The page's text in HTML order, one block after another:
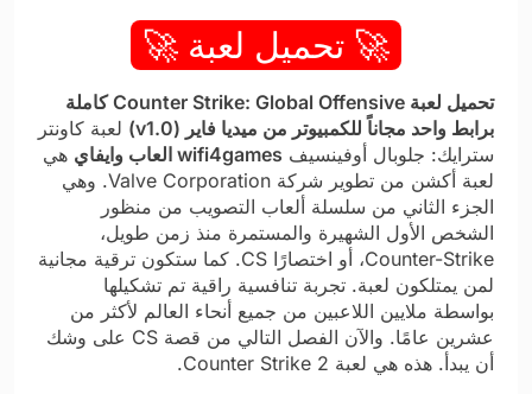
🚀 تحميل لعبة 🚀
تحميل لعبة Counter Strike: Global Offensive كاملة
برابط واحد مجاناً للكمبيوتر من ميديا فاير (v1.0)
لعبة كاونتر
سترايك: جلوبال أوفينسيف wifi4games العاب وايفاي
هي
لعبة أكشن من تطوير شركة Valve Corporation. وهي
الجزء الثاني من سلسلة ألعاب التصويب من منظور
الشخص الأول الشهيرة والمستمرة منذ زمن طويل،
Counter-Strike، أو اختصارًا CS. كما ستكون ترقية مجانية
لمن يمتلكون لعبة. تجربة تنافسية راقية تم تشكيلها
بواسطة ملايين اللاعبين من جميع أنحاء العالم لأكثر من
عشرين عامًا. والآن الفصل التالي من قصة CS على وشك
أن يبدأ. هذه هي لعبة Counter Strike 2.